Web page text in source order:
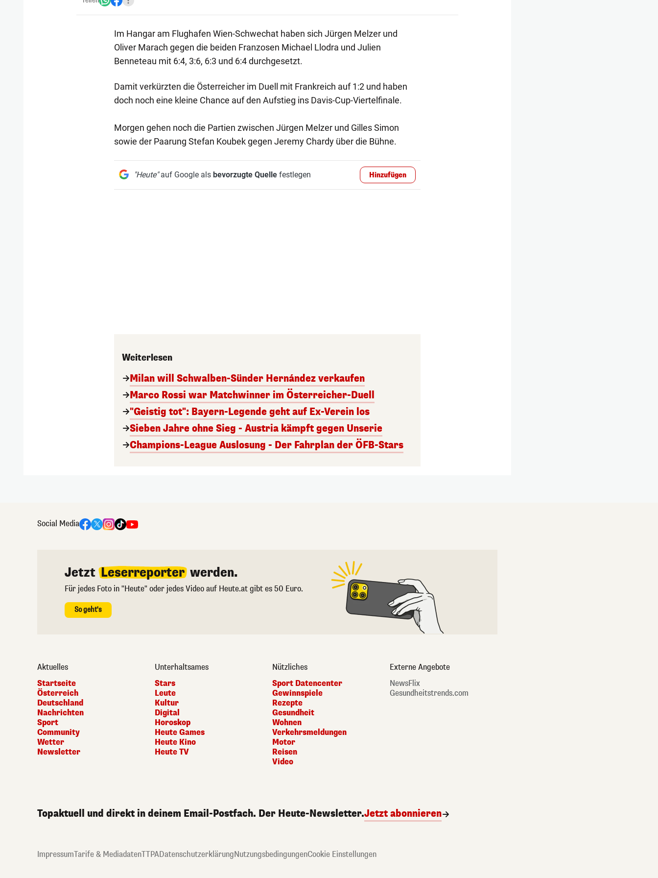
Im Hangar am Flughafen Wien-Schwechat haben sich Jürgen Melzer und
Oliver Marach gegen die beiden Franzosen Michael Llodra und Julien
Benneteau mit 6:4, 3:6, 6:3 und 6:4 durchgesetzt.
Damit verkürzten die Österreicher im Duell mit Frankreich auf 1:2 und haben
doch noch eine kleine Chance auf den Aufstieg ins Davis-Cup-Viertelfinale.
Morgen gehen noch die Partien zwischen Jürgen Melzer und Gilles Simon
sowie der Paarung Stefan Koubek gegen Jeremy Chardy über die Bühne.
"Heute"auf Google als bevorzugte Quellefestlegen Hinzufügen
Weiterlesen
Milan will Schwalben-Sünder Hernández verkaufen
Marco Rossi war Matchwinner im Österreicher-Duell
"Geistig tot": Bayern-Legende geht auf Ex-Verein los
Sieben Jahre ohne Sieg - Austria kämpft gegen Unserie
Champions-League Auslosung - Der Fahrplan der ÖFB-Stars
Social Media
Jetzt Leserreporter werden.
Für jedes Foto in "Heute" oder jedes Video auf Heute.at gibt es 50 Euro.
So geht's
Aktuelles
Startseite
Österreich
Deutschland
Nachrichten
Sport
Community
Wetter
Newsletter
Unterhaltsames
Stars
Leute
Kultur
Digital
Horoskop
Heute Games
Heute Kino
Heute TV
Nützliches
Sport Datencenter
Gewinnspiele
Rezepte
Gesundheit
Wohnen
Verkehrsmeldungen
Motor
Reisen
Video
Externe Angebote
NewsFlix
Gesundheitstrends.com
Topaktuell und direkt in deinem Email-Postfach. Der Heute-Newsletter.Jetzt abonnieren
ImpressumTarife & MediadatenTTPADatenschutzerklärungNutzungsbedingungenCookie Einstellungen